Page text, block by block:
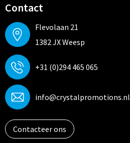
Contact
Flevolaan 21
1382 JX Weesp
+31 (0)294 465 065
info@crystalpromotions.nl
Contacteer ons